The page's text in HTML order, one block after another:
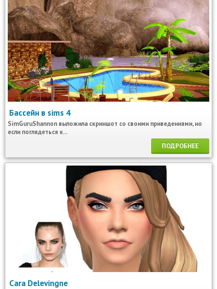
Бассейн в sims 4
SimGuruShannon выложила скриншот со своими приведениями, но
если поглядеться к...
ПОДРОБНЕЕ
Cara Delevingne